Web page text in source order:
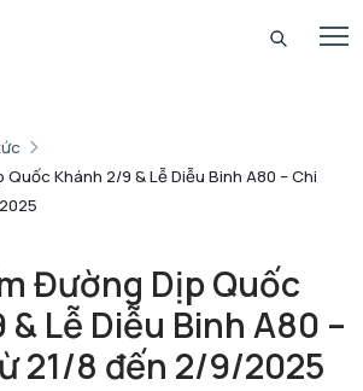
Quốc Khánh 2/9 & Lễ Diễu Binh A80 – Chi
Đường Dịp Quốc
Lễ Diễu Binh A80 –
21/8 đến 2/9/2025